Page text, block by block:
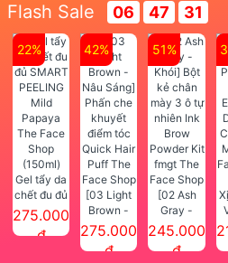
Flash Sale 06 47 31
22%
Gel tẩy da
chết đu đủ
SMART
PEELING
275.000
đ
42%
[03 Light
Brown -
Nâu Sáng]
Phấn che
275.000
đ
51%
[02 Ash
Gray -
Khói] Bột
kẻ chân
245.000
đ